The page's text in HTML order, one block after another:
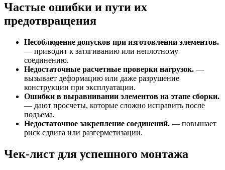
Частые ошибки и пути их
предотвращения
Несоблюдение допусков при изготовлении элементов.
— приводит к затягиванию или неплотному
соединению.
Недостаточные расчетные проверки нагрузок. —
вызывает деформацию или даже разрушение
конструкции при эксплуатации.
Ошибки в выравнивании элементов на этапе сборки.
— дают просчеты, которые сложно исправить после
подъема.
Недостаточное закрепление соединений. — повышает
риск сдвига или разгерметизации.
Чек-лист для успешного монтажа